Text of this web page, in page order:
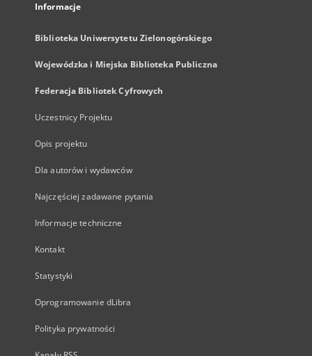
Informacje
Biblioteka Uniwersytetu Zielonogórskiego
Wojewódzka i Miejska Biblioteka Publiczna
Federacja Bibliotek Cyfrowych
Uczestnicy Projektu
Opis projektu
Dla autorów i wydawców
Najczęściej zadawane pytania
Informacje techniczne
Kontakt
Statystyki
Oprogramowanie dLibra
Polityka prywatności